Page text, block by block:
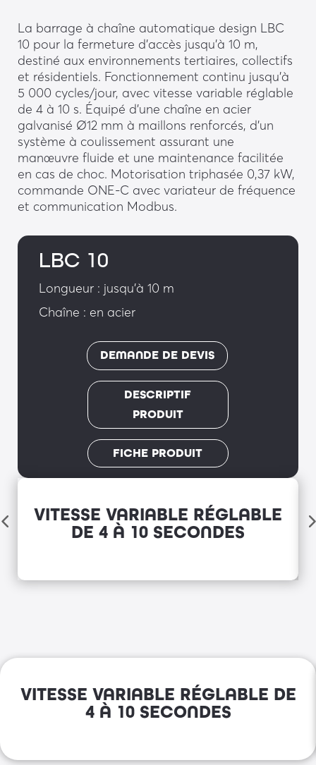
La barrage à chaîne automatique design LBC
10 pour la fermeture d’accès jusqu’à 10 m,
destiné aux environnements tertiaires, collectifs
et résidentiels. Fonctionnement continu jusqu’à
5 000 cycles/jour, avec vitesse variable réglable
de 4 à 10 s. Équipé d’une chaîne en acier
galvanisé Ø12 mm à maillons renforcés, d’un
système à coulissement assurant une
manœuvre fluide et une maintenance facilitée
en cas de choc. Motorisation triphasée 0,37 kW,
commande ONE-C avec variateur de fréquence
et communication Modbus.
LBC 10
Longueur : jusqu'à 10 m
Chaîne : en acier
DEMANDE DE DEVIS
DESCRIPTIF
PRODUIT
FICHE PRODUIT
VITESSE VARIABLE RÉGLABLE
DE 4 À 10 SECONDES
VITESSE VARIABLE RÉGLABLE DE
4 À 10 SECONDES